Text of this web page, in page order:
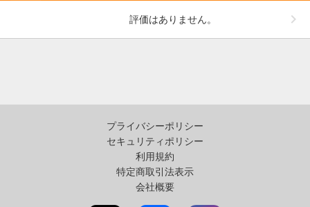
評価はありません。
プライバシーポリシー
セキュリティポリシー
利用規約
特定商取引法表示
会社概要